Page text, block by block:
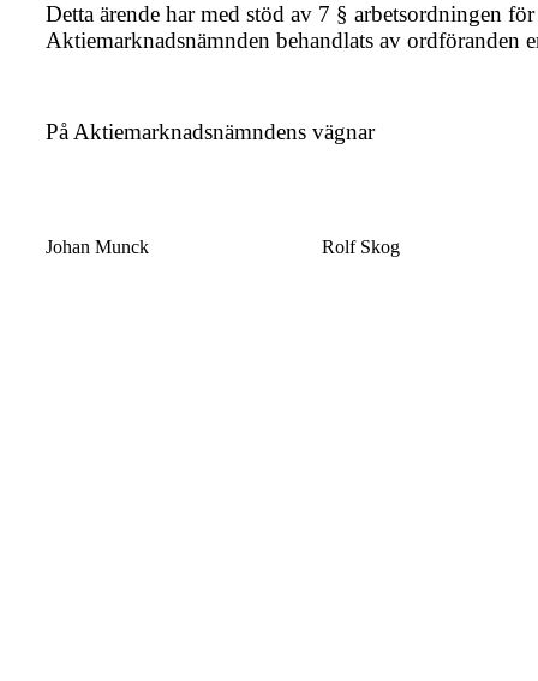
Detta ärende har med stöd av 7 § arbetsordningen för
Aktiemarknadsnämnden behandlats av ordföranden
På Aktiemarknadsnämndens vägnar
Johan Munck Rolf Skog